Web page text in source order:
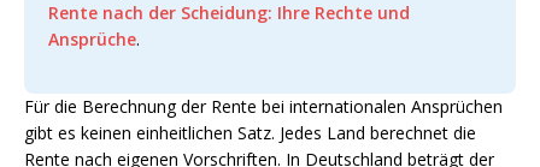
Rente nach der Scheidung: Ihre Rechte und
Ansprüche.
Für die Berechnung der Rente bei internationalen Ansprüchen
gibt es keinen einheitlichen Satz. Jedes Land berechnet die
Rente nach eigenen Vorschriften. In Deutschland beträgt der